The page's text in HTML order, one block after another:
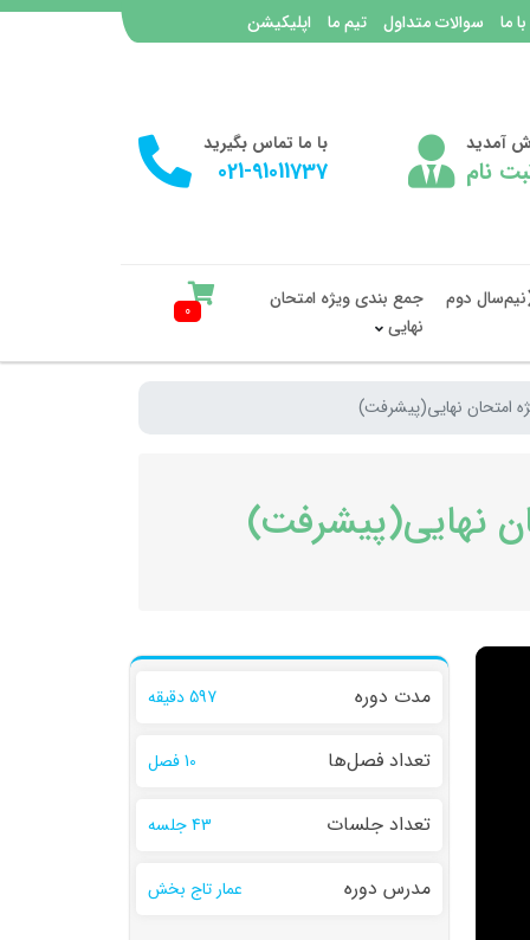
ما سوالات متداول تیم ما اپلیکیشن
آمدید
نام
با ما تماس بگیرید
021-91011737
دوم
جمع بندی ویژه امتحان
نهایی
0
امتحان نهایی(پیشرفت)
نهایی(پیشرفت)
مدت دوره 597 دقیقه
تعداد فصل‌ها 10 فصل
تعداد جلسات 43 جلسه
مدرس دوره عمار تاج بخش